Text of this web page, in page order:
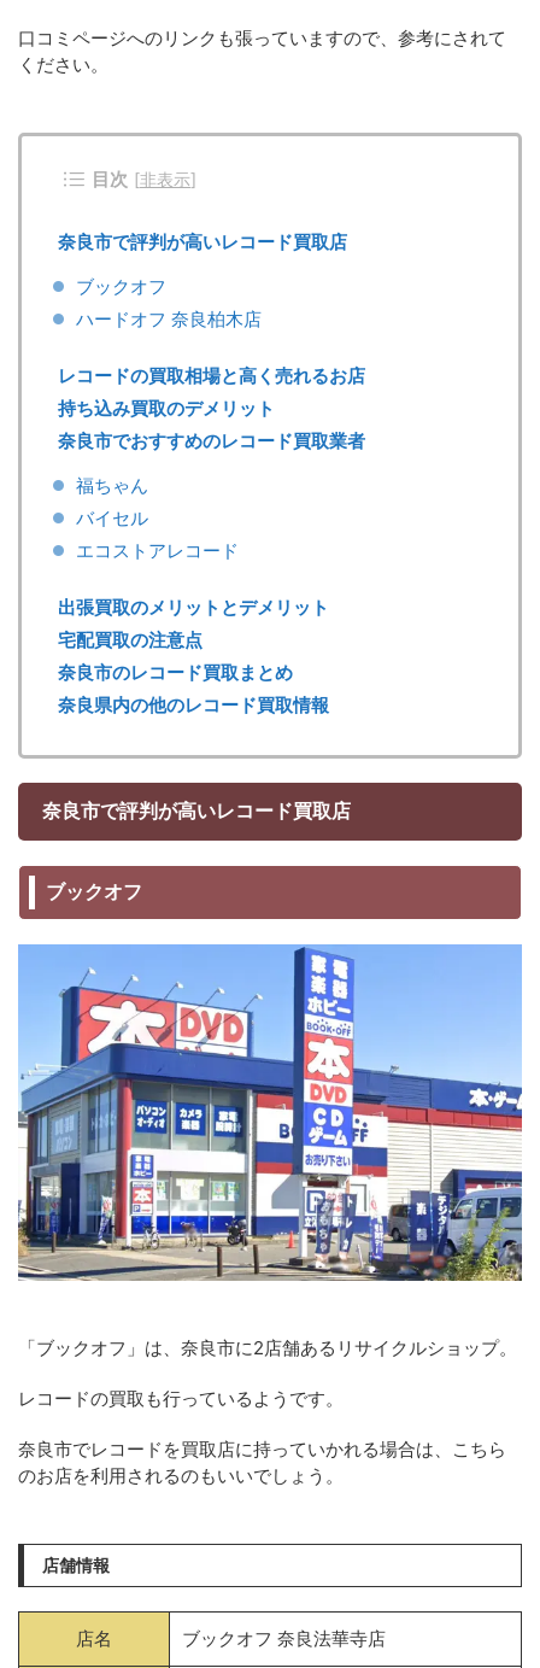
口コミページへのリンクも張っていますので、参考にされて
ください。
目次 [非表示]
奈良市で評判が高いレコード買取店
ブックオフ
ハードオフ 奈良柏木店
レコードの買取相場と高く売れるお店
持ち込み買取のデメリット
奈良市でおすすめのレコード買取業者
福ちゃん
バイセル
エコストアレコード
出張買取のメリットとデメリット
宅配買取の注意点
奈良市のレコード買取まとめ
奈良県内の他のレコード買取情報
奈良市で評判が高いレコード買取店
ブックオフ
「ブックオフ」は、奈良市に2店舗あるリサイクルショップ。
レコードの買取も行っているようです。
奈良市でレコードを買取店に持っていかれる場合は、こちら
のお店を利用されるのもいいでしょう。
店舗情報
店名 ブックオフ 奈良法華寺店